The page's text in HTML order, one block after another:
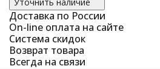
Доставка по России
On-line оплата на сайте
Система скидок
Возврат товара
Всегда на связи